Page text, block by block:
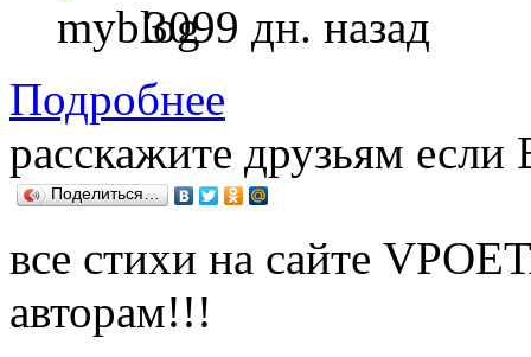
3099 дн. назад
Подробнее
расскажите друзьям
Поделиться…
все стихи на сайте
авторам!!!